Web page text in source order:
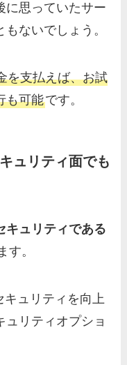
に思っていたサー
ないでしょう。
を支払えば、お試
も可能です。
ュリティ面でも
キュリティである
す。
ュリティを向上
ュリティオプショ